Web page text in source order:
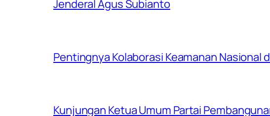
Jenderal Agus Subianto
Pentingnya Kolaborasi Keamanan Nasional
Kunjungan Ketua Umum Partai